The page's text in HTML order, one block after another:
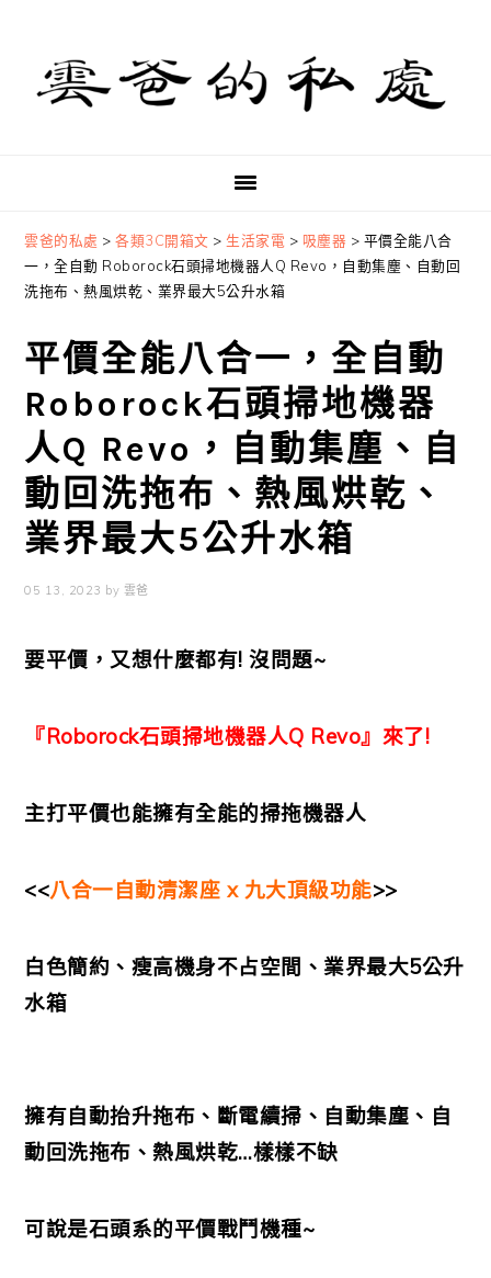
primary
navigation
content
primary
sidebar
雲爸的私處 >各類3C開箱文 > 生活家電 > 吸塵器 > 平價全能八合
一，全自動 Roborock石頭掃地機器人Q Revo，自動集塵、自動回
洗拖布、熱風烘乾、業界最大5公升水箱
平價全能八合一，全自動
Roborock石頭掃地機器
人Q Revo，自動集塵、自
動回洗拖布、熱風烘乾、
業界最大5公升水箱
05 13, 2023 by 雲爸
要平價，又想什麼都有! 沒問題~
『Roborock石頭掃地機器人Q Revo』來了!
主打平價也能擁有全能的掃拖機器人
<<八合一自動清潔座 x 九大頂級功能>>
白色簡約、瘦高機身不占空間、業界最大5公升
水箱
擁有自動抬升拖布、斷電續掃、自動集塵、自
動回洗拖布、熱風烘乾…樣樣不缺
可說是石頭系的平價戰鬥機種~